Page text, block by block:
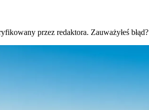
przez redaktora. Zauważyłeś błąd?